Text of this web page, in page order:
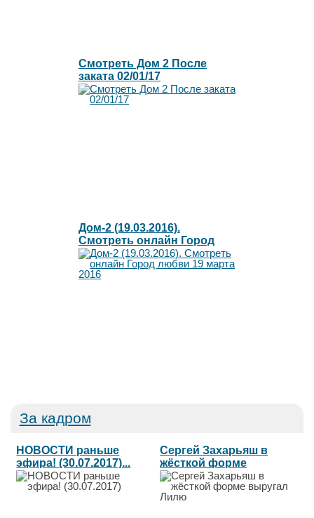
Смотреть Дом 2 После
заката 02/01/17
Дом-2 (19.03.2016).
Смотреть онлайн Город
любви 19 марта 2016
За кадром
НОВОСТИ раньше
эфира! (30.07.2017)...
Сергей Захарьяш в
жёсткой форме
выругал Лилю...